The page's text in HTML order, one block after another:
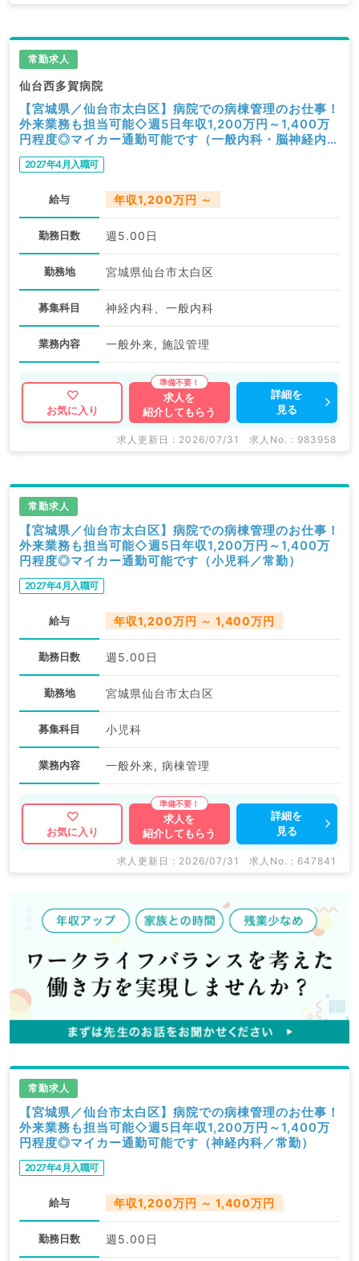
ます。
求人内容の詳細等はお気軽にお問合せ下さい。
常勤求人
仙台西多賀病院
【宮城県／仙台市太白区】病院での病棟管理のお仕事！
外来業務も担当可能◇週5日年収1,200万円～1,400万
円程度◎マイカー通勤可能です（一般内科・脳神経内科
／常勤）
2027年4月入職可
給与 年収1,200万円 ～
勤務日数 週5.00日
勤務地 宮城県仙台市太白区
募集科目 神経内科、一般内科
業務内容 一般外来, 施設管理
お気に入り
求人を
紹介してもらう
詳細を
見る
求人更新日 : 2026/07/31 求人No. : 983958
常勤求人
【宮城県／仙台市太白区】病院での病棟管理のお仕事！
外来業務も担当可能◇週5日年収1,200万円～1,400万
円程度◎マイカー通勤可能です（小児科／常勤）
2027年4月入職可
給与 年収1,200万円 ～ 1,400万円
勤務日数 週5.00日
勤務地 宮城県仙台市太白区
募集科目 小児科
業務内容 一般外来, 病棟管理
お気に入り
求人を
紹介してもらう
詳細を
見る
求人更新日 : 2026/07/31 求人No. : 647841
常勤求人
【宮城県／仙台市太白区】病院での病棟管理のお仕事！
外来業務も担当可能◇週5日年収1,200万円～1,400万
円程度◎マイカー通勤可能です（神経内科／常勤）
2027年4月入職可
給与 年収1,200万円 ～ 1,400万円
勤務日数 週5.00日